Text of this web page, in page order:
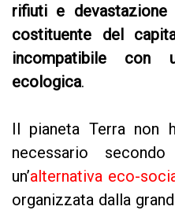
rifiuti e devastazione
costituente del
incompatibile con
ecologica.
Il pianeta Terra non
necessario
un’alternativa eco-
organizzata dalla